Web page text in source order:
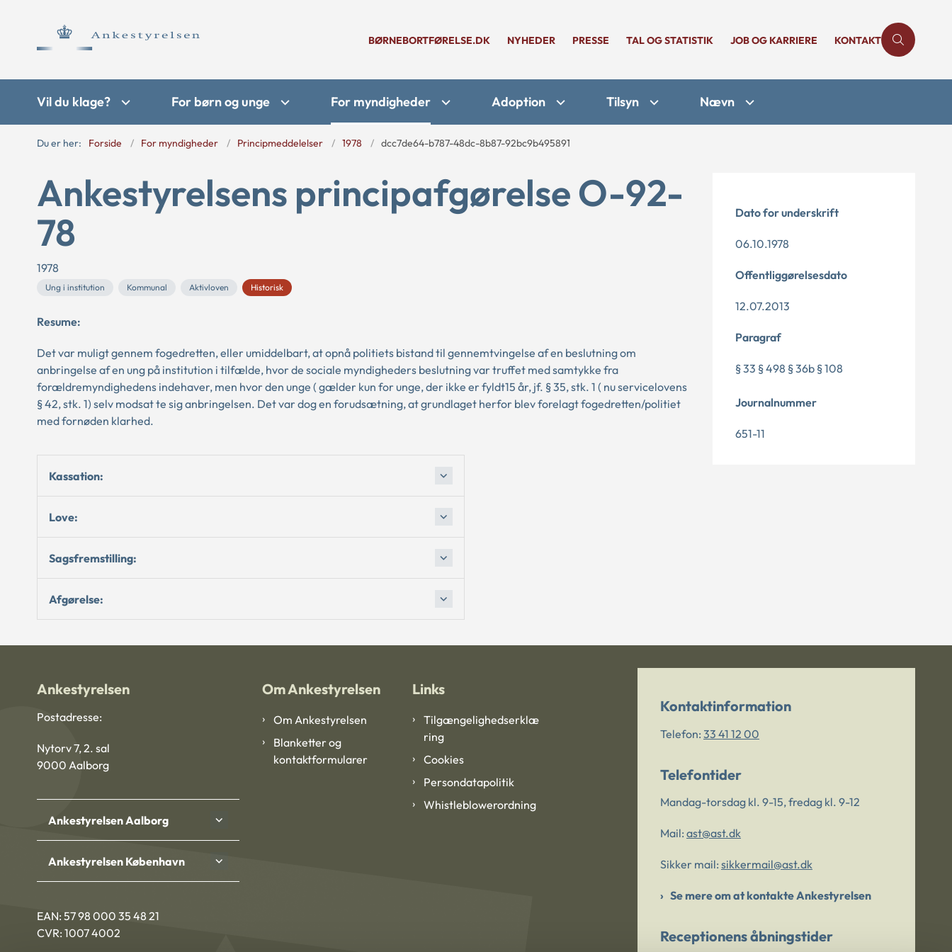
BØRNEBORTFØRELSE.DK NYHEDER PRESSE TAL OG STATISTIK JOB OG KARRIERE KONTAKT
Vil du klage? For børn og unge For myndigheder Adoption Tilsyn Nævn
Du er her: Forside For myndigheder Principmeddelelser 1978 dcc7de64-b787-48dc-8b87-92bc9b495891
Ankestyrelsens principafgørelse O-92-
78
1978
Ung i institution Kommunal Aktivloven Historisk
Resume:
Det var muligt gennem fogedretten, eller umiddelbart, at opnå politiets bistand til gennemtvingelse af en beslutning om
anbringelse af en ung på institution i tilfælde, hvor de sociale myndigheders beslutning var truffet med samtykke fra
forældremyndighedens indehaver, men hvor den unge ( gælder kun for unge, der ikke er fyldt15 år, jf. § 35, stk. 1 ( nu servicelovens
§ 42, stk. 1) selv modsat te sig anbringelsen. Det var dog en forudsætning, at grundlaget herfor blev forelagt fogedretten/politiet
med fornøden klarhed.
Kassation:
Love:
Sagsfremstilling:
Afgørelse:
Dato for underskrift
06.10.1978
Offentliggørelsesdato
12.07.2013
Paragraf
§ 33 § 498 § 36b § 108
Journalnummer
651-11
Ankestyrelsen
Postadresse:
Nytorv 7, 2. sal
9000 Aalborg
Ankestyrelsen Aalborg
Ankestyrelsen København
EAN: 57 98 000 35 48 21
CVR: 1007 4002
Om Ankestyrelsen
Om Ankestyrelsen
Blanketter og
kontaktformularer
Links
Tilgængelighedserklæ
ring
Cookies
Persondatapolitik
Whistleblowerordning
Kontaktinformation
Telefon: 33 41 12 00
Telefontider
Mandag-torsdag kl. 9-15, fredag kl. 9-12
Mail: ast@ast.dk
Sikker mail: sikkermail@ast.dk
Se mere om at kontakte Ankestyrelsen
Receptionens åbningstider